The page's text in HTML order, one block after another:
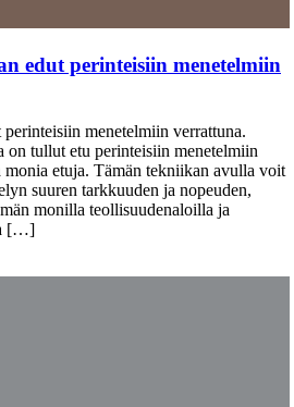
edut perinteisiin menetelmiin
menetelmiin verrattuna.
on tullut etu perinteisiin menetelmiin
monia etuja. Tämän tekniikan avulla voit
suuren tarkkuuden ja nopeuden,
monilla teollisuudenaloilla ja
[…]